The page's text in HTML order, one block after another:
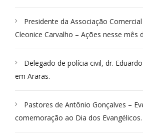
Presidente da Associação
Cleonice Carvalho – Ações nesse mês
Delegado de polícia civil, dr.
em Araras.
Pastores de Antônio Gonçalves –
comemoração ao Dia dos Evangélicos.